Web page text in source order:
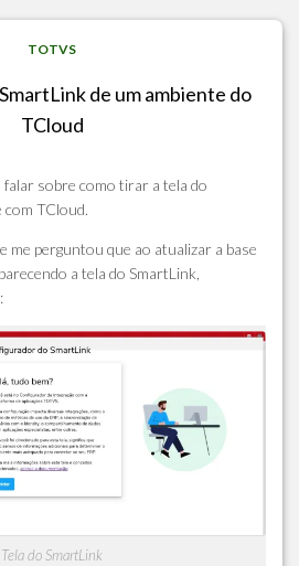
TOTVS
de um ambiente do
TCloud
sobre como tirar a tela do
TCloud.
me perguntou que ao atualizar a base
a tela do SmartLink,
Tela do SmartLink